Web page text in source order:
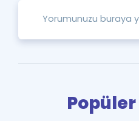
Popüler